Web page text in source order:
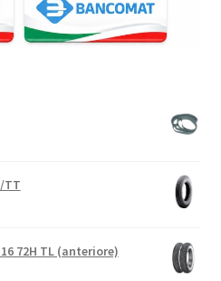
TT
16 72H TL (anteriore)